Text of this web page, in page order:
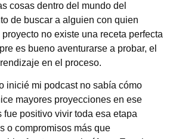
cosas dentro del mundo del
de buscar a alguien con quien
no existe una receta perfecta
es bueno aventurarse a probar, el
en el proceso.
inicié mi podcast no sabía cómo
mayores proyecciones en ese
fue positivo vivir toda esa etapa
o compromisos más que